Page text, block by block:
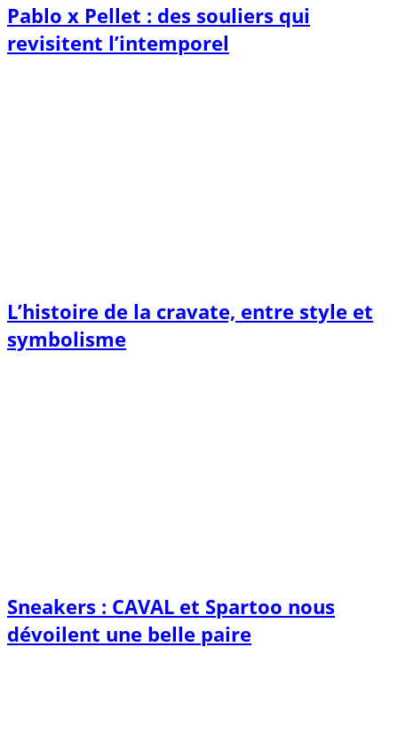
Pablo x Pellet : des souliers qui
revisitent l’intemporel
L’histoire de la cravate, entre style et
symbolisme
Sneakers : CAVAL et Spartoo nous
dévoilent une belle paire